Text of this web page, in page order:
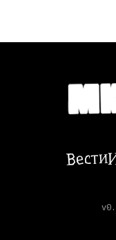
Вести